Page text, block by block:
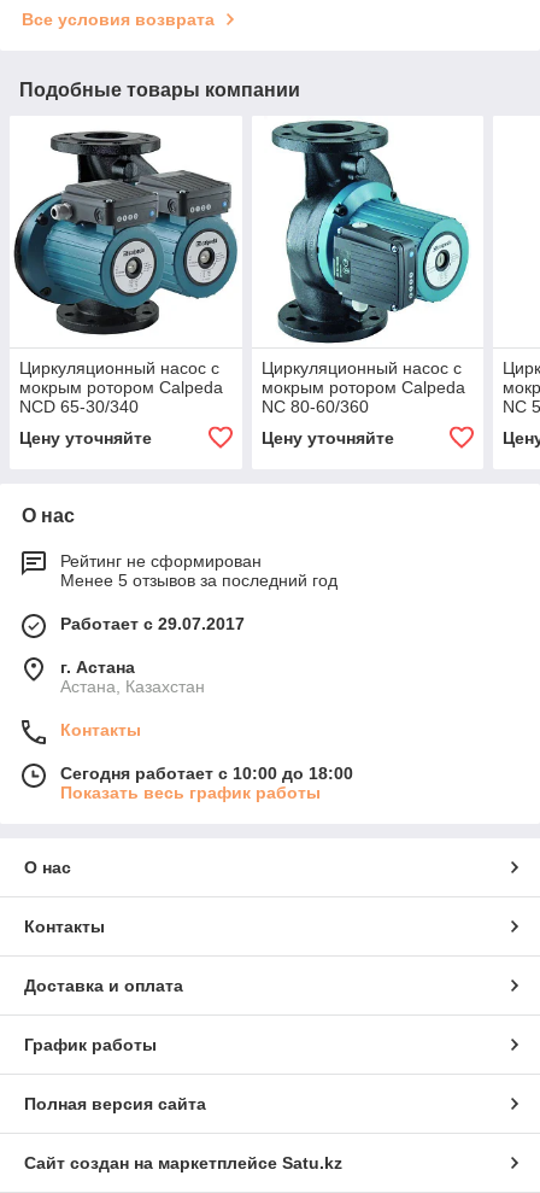
Все условия возврата
Подобные товары компании
Циркуляционный насос с
мокрым ротором Calpeda
NCD 65-30/340
Цену уточняйте
Циркуляционный насос с
мокрым ротором Calpeda
NC 80-60/360
Цену уточняйте
NC
О нас
Рейтинг не сформирован
Менее 5 отзывов за последний год
Работает с 29.07.2017
г. Астана
Астана, Казахстан
Контакты
Сегодня работает с 10:00 до 18:00
Показать весь график работы
О нас
Контакты
Доставка и оплата
График работы
Полная версия сайта
Сайт создан на маркетплейсе Satu.kz